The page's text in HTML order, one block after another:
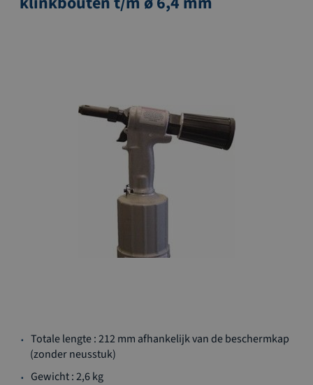
naar
het
begin
Totale lengte : 212 mm afhankelijk van de beschermkap
(zonder neusstuk)
Gewicht : 2,6 kg